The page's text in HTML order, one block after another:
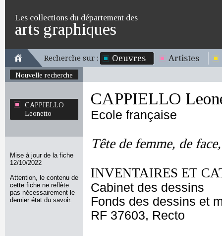
Les collections du département des
arts graphiques
Recherche sur : Oeuvres Artistes
Nouvelle recherche
CAPPIELLO
Leonetto
Mise à jour de la fiche
12/10/2022
Attention, le contenu de
cette fiche ne reflète
pas nécessairement le
dernier état du savoir.
CAPPIELLO
Ecole française
Tête de femme, de
INVENTAIRES ET
Cabinet des dessins
Fonds des dessins et
RF 37603, Recto